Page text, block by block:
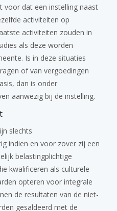
voor dat een instelling naast
activiteiten op
activiteiten zouden in
als deze worden
Is in deze situaties
of van vergoedingen
dan is onder
aanwezig bij de instelling.
slechts
indien en voor zover zij een
belastingplichtige
kwalificeren als culturele
opteren voor integrale
de resultaten van de niet-
gesaldeerd met de